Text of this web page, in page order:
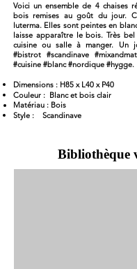
Voici un ensemble de 4 chaises
bois remises au goût du jour.
luterma. Elles sont peintes en
laisse apparaître le bois. Très
cuisine ou salle à manger. Un
#bistrot #scandinave
#cuisine #blanc #nordique #hygge.
Dimensions : H85 x L40 x P40
Couleur : Blanc et bois clair
Matériau : Bois
Style : Scandinave
Bibliothèque